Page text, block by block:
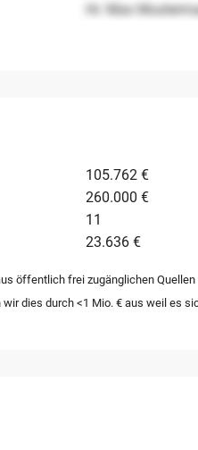
Hr. Max
105.762 €
260.000 €
11
23.636 €
öffentlich frei zugänglichen
dies durch <1 Mio. € aus weil es